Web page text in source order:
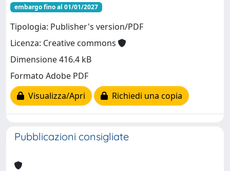
embargo fino al 01/01/2027
Tipologia: Publisher's version/PDF
Licenza: Creative commons
Dimensione 416.4 kB
Formato Adobe PDF
Visualizza/Apri
Richiedi una copia
Pubblicazioni consigliate